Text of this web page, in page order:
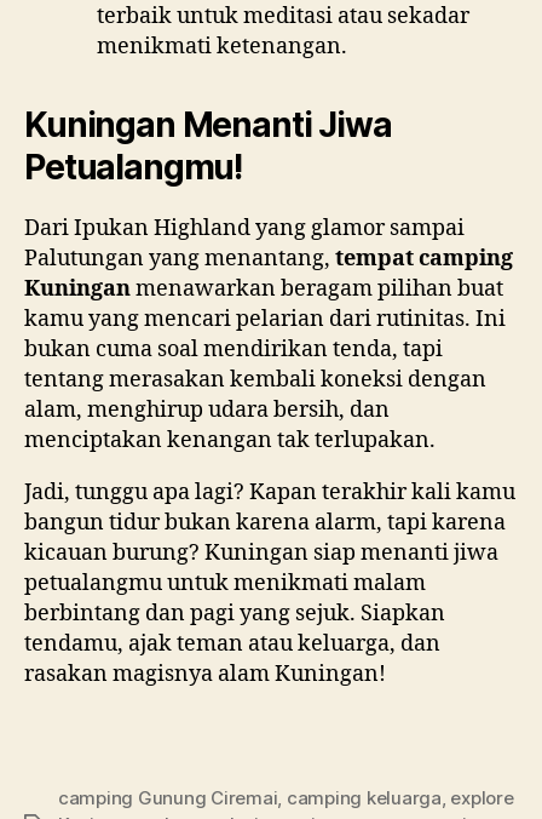
terbaik untuk meditasi atau sekadar
menikmati ketenangan.
Kuningan Menanti Jiwa
Petualangmu!
Dari Ipukan Highland yang glamor sampai
Palutungan yang menantang, tempat camping
Kuninganmenawarkan beragam pilihan buat
kamu yang mencari pelarian dari rutinitas. Ini
bukan cuma soal mendirikan tenda, tapi
tentang merasakan kembali koneksi dengan
alam, menghirup udara bersih, dan
menciptakan kenangan tak terlupakan.
g
a
3
3
Jadi, tunggu apa lagi? Kapan terakhir kali kamu
bangun tidur bukan karena alarm, tapi karena
kicauan burung? Kuningan siap menanti jiwa
petualangmu untuk menikmati malam
berbintang dan pagi yang sejuk. Siapkan
tendamu, ajak teman atau keluarga, dan
rasakan magisnya alam Kuningan!
camping Gunung Ciremai, camping keluarga, explore